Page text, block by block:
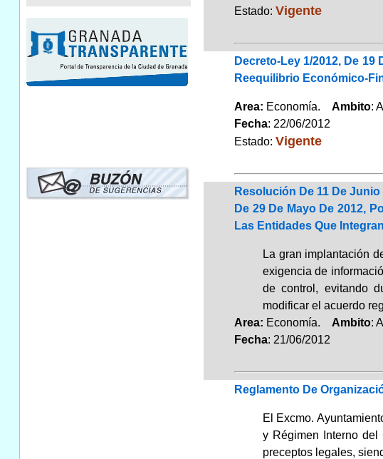
Estado: Vigente
Decreto-Ley 1/2012, De
Reequilibrio Económico-
Area: Economía. Ambito:
Fecha: 22/06/2012
Estado: Vigente
Resolución De 11 De
De 29 De Mayo De 2012,
Las Entidades Que
La gran implantación
exigencia de
de control, evitando
modificar el acuerdo
Area: Economía. Ambito:
Fecha: 21/06/2012
Reglamento De
El Excmo.
y Régimen Interno
preceptos legales,